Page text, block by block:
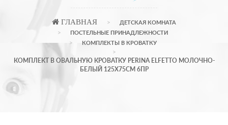
ГЛАВНАЯ
ДЕТСКАЯ КОМНАТА
ПОСТЕЛЬНЫЕ ПРИНАДЛЕЖНОСТИ
КОМПЛЕКТЫ В КРОВАТКУ
КОМПЛЕКТ В ОВАЛЬНУЮ КРОВАТКУ PERINA ELFETTO МОЛОЧНО-
БЕЛЫЙ 125Х75СМ 6ПР